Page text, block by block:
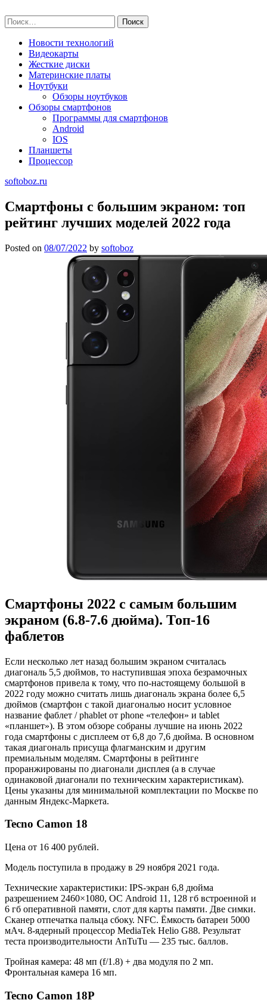
to
content
Найти:
Новости технологий
Видеокарты
Жесткие диски
Материнские платы
Ноутбуки
Обзоры ноутбуков
Обзоры смартфонов
Программы для смартфонов
Android
IOS
Планшеты
Процессор
softoboz.ru
Смартфоны с большим экраном: топ
рейтинг лучших моделей 2022 года
Posted on 08/07/2022 by softoboz
Смартфоны 2022 с самым большим
экраном (6.8-7.6 дюйма). Топ-16
фаблетов
Если несколько лет назад большим экраном считалась
диагональ 5,5 дюймов, то наступившая эпоха безрамочных
смартфонов привела к тому, что по-настоящему большой в
2022 году можно считать лишь диагональ экрана более 6,5
дюймов (смартфон с такой диагональю носит условное
название фаблет / phablet от phone «телефон» и tablet
«планшет»). В этом обзоре собраны лучшие на июнь 2022
года смартфоны с дисплеем от 6,8 до 7,6 дюйма. В основном
такая диагональ присуща флагманским и другим
премиальным моделям. Смартфоны в рейтинге
проранжированы по диагонали дисплея (а в случае
одинаковой диагонали по техническим характеристикам).
Цены указаны для минимальной комплектации по Москве по
данным Яндекс-Маркета.
Tecno Camon 18
Цена от 16 400 рублей.
Модель поступила в продажу в 29 ноября 2021 года.
Технические характеристики: IPS-экран 6,8 дюйма
разрешением 2460×1080, ОС Android 11, 128 гб встроенной и
6 гб оперативной памяти, слот для карты памяти. Две симки.
Сканер отпечатка пальца сбоку. NFC. Ёмкость батареи 5000
мАч. 8-ядерный процессор MediaTek Helio G88. Результат
теста производительности AnTuTu — 235 тыс. баллов.
Тройная камера: 48 мп (f/1.8) + два модуля по 2 мп.
Фронтальная камера 16 мп.
Tecno Camon 18P